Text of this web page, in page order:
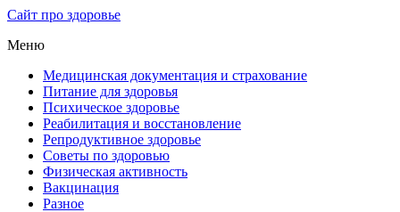
Сайт про здоровье
Меню
Медицинская документация и страхование
Питание для здоровья
Психическое здоровье
Реабилитация и восстановление
Репродуктивное здоровье
Советы по здоровью
Физическая активность
Вакцинация
Разное